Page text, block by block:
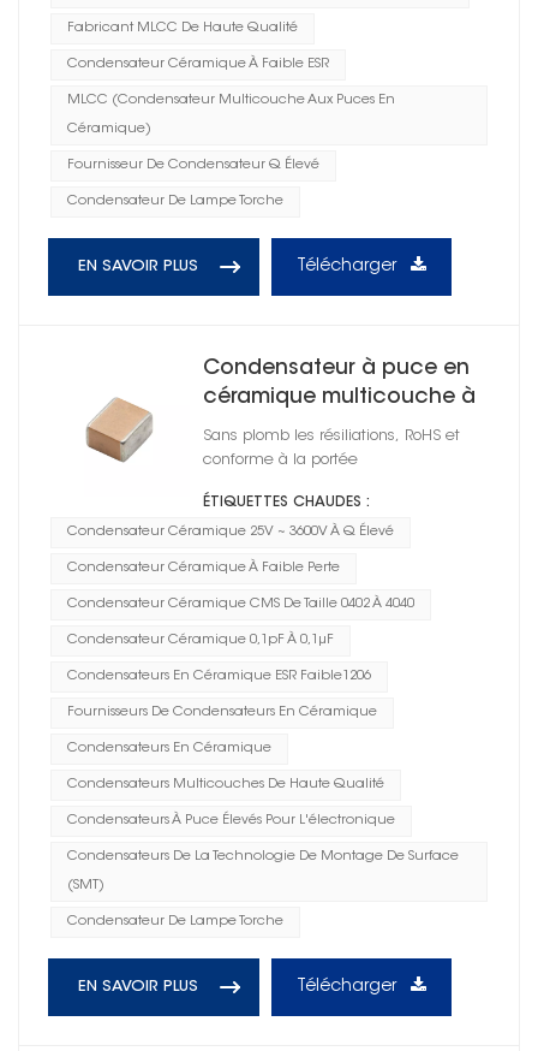
Fabricant MLCC De Haute Qualité
Condensateur Céramique À Faible ESR
MLCC (condensateur Multicouche Aux Puces En
Céramique)
Fournisseur De Condensateur Q Élevé
Condensateur De Lampe Torche
EN SAVOIR PLUS Télécharger
Condensateur à puce en
céramique multicouche à
Q élevé 1206
Sans plomb les résiliations, RoHS et
conforme à la portée
ÉTIQUETTES CHAUDES :
Condensateur Céramique 25V ~ 3600V À Q Élevé
Condensateur Céramique À Faible Perte
Condensateur Céramique CMS De Taille 0402 À 4040
Condensateur Céramique 0,1pF À 0,1μF
Condensateurs En Céramique ESR Faible1206
Fournisseurs De Condensateurs En Céramique
Condensateurs En Céramique
Condensateurs Multicouches De Haute Qualité
Condensateurs À Puce Élevés Pour L'électronique
Condensateurs De La Technologie De Montage De Surface
(SMT)
Condensateur De Lampe Torche
EN SAVOIR PLUS Télécharger